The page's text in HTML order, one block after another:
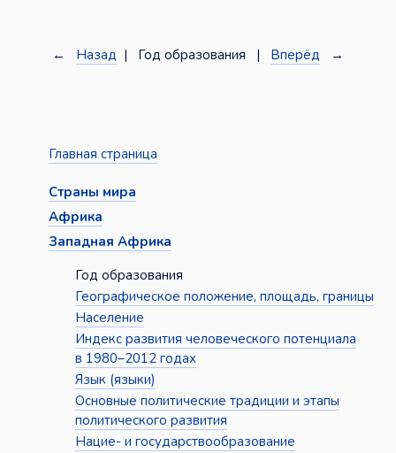
← Назад | Год образования | Вперёд →
Главная страница
Страны мира
Африка
Западная Африка
Год образования
Географическое положение, площадь, границы
Население
Индекс развития человеческого потенциала
в 1980–2012 годах
Язык (языки)
Основные политические традиции и этапы
политического развития
Нацие- и государствообразование